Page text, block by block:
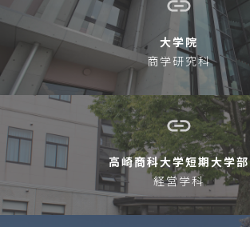
大学院
商学研究科
高崎商科大学短期大学部
経営学科